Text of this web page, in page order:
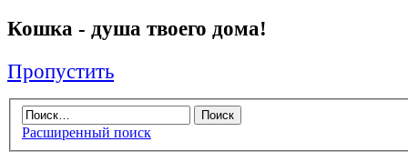
Кошка - душа твоего дома!
Пропустить
Расширенный поиск